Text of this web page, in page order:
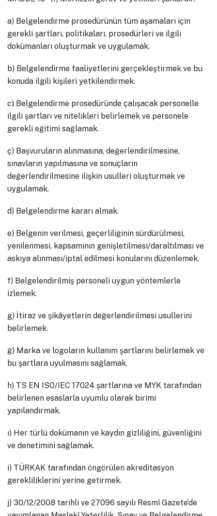
a) Belgelendirme prosedürünün tüm aşamaları için
gerekli şartları, politikaları, prosedürleri ve ilgili
dokümanları oluşturmak ve uygulamak.
b) Belgelendirme faaliyetlerini gerçekleştirmek ve bu
konuda ilgili kişileri yetkilendirmek.
c) Belgelendirme prosedüründe çalışacak personelle
ilgili şartları ve nitelikleri belirlemek ve personele
gerekli eğitimi sağlamak.
ç) Başvuruların alınmasına, değerlendirilmesine,
sınavların yapılmasına ve sonuçların
değerlendirilmesine ilişkin usulleri oluşturmak ve
uygulamak.
d) Belgelendirme kararı almak.
e) Belgenin verilmesi, geçerliliğinin sürdürülmesi,
yenilenmesi, kapsamının genişletilmesi/daraltılması ve
askıya alınması/iptal edilmesi konularını düzenlemek.
f) Belgelendirilmiş personeli uygun yöntemlerle
izlemek.
g) İtiraz ve şikâyetlerin değerlendirilmesi usullerini
belirlemek.
ğ) Marka ve logoların kullanım şartlarını belirlemek ve
bu şartlara uyulmasını sağlamak.
h) TS EN ISO/IEC 17024 şartlarına ve MYK tarafından
belirlenen esaslarla uyumlu olarak birimi
yapılandırmak.
ı) Her türlü dokümanın ve kaydın gizliliğini, güvenliğini
ve denetimini sağlamak.
i) TÜRKAK tarafından öngörülen akreditasyon
gerekliliklerini yerine getirmek.
j) 30/12/2008 tarihli ve 27096 sayılı Resmî Gazete’de